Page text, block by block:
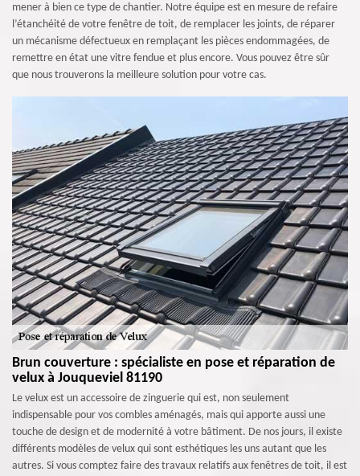
mener à bien ce type de chantier. Notre équipe est en mesure de refaire
l’étanchéité de votre fenêtre de toit, de remplacer les joints, de réparer
un mécanisme défectueux en remplaçant les pièces endommagées, de
remettre en état une vitre fendue et plus encore. Vous pouvez être sûr
que nous trouverons la meilleure solution pour votre cas.
Brun couverture : spécialiste en pose et réparation de
velux à Jouqueviel 81190
Le velux est un accessoire de zinguerie qui est, non seulement
indispensable pour vos combles aménagés, mais qui apporte aussi une
touche de design et de modernité à votre bâtiment. De nos jours, il existe
différents modèles de velux qui sont esthétiques les uns autant que les
autres. Si vous comptez faire des travaux relatifs aux fenêtres de toit, il est